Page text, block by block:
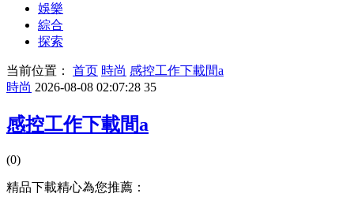
娛樂
綜合
探索
当前位置： 首页 時尚 感控工作下載間a
時尚 2026-08-08 02:07:28 35
感控工作下載間a
(0)
精品下載精心為您推薦：